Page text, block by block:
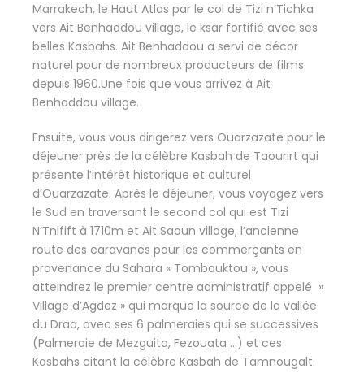
Marrakech, le Haut Atlas par le col de Tizi n’Tichka
vers Ait Benhaddou village, le ksar fortifié avec ses
belles Kasbahs. Ait Benhaddou a servi de décor
naturel pour de nombreux producteurs de films
depuis 1960.Une fois que vous arrivez à Ait
Benhaddou village.
Ensuite, vous vous dirigerez vers Ouarzazate pour le
déjeuner près de la célèbre Kasbah de Taourirt qui
présente l’intérêt historique et culturel
d’Ouarzazate. Après le déjeuner, vous voyagez vers
le Sud en traversant le second col qui est Tizi
N’Tnifift à 1710m et Ait Saoun village, l’ancienne
route des caravanes pour les commerçants en
provenance du Sahara « Tombouktou », vous
atteindrez le premier centre administratif appelé »
Village d’Agdez » qui marque la source de la vallée
du Draa, avec ses 6 palmeraies qui se successives
(Palmeraie de Mezguita, Fezouata …) et ces
Kasbahs citant la célèbre Kasbah de Tamnougalt.